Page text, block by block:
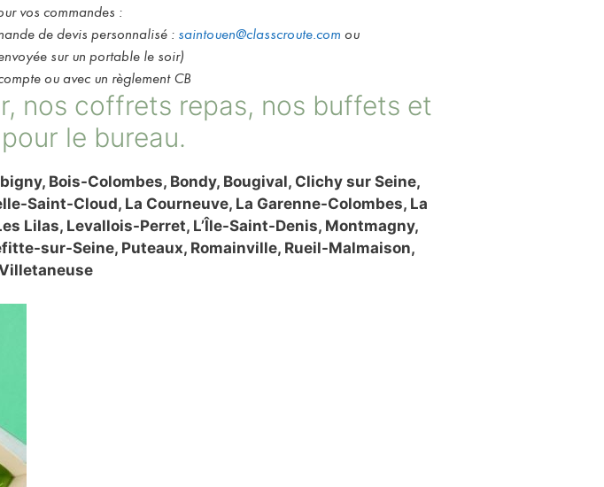
vos commandes :
de devis personnalisé : saintouen@classcroute.com ou
sur un portable le soir)
ou avec un règlement CB
nos coffrets repas, nos buffets et
le bureau.
Bois-Colombes, Bondy, Bougival, Clichy sur Seine,
Saint-Cloud, La Courneuve, La Garenne-Colombes, La
Lilas, Levallois-Perret, L’Île-Saint-Denis, Montmagny,
sur-Seine, Puteaux, Romainville, Rueil-Malmaison,